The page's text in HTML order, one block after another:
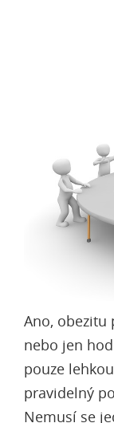
Ano, obezitu
nebo jen
pouze
pravidelný
Nemusí se